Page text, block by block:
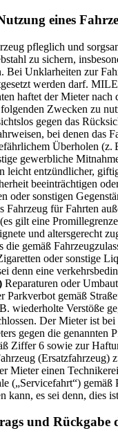
eines
pfleglich und
zu sichern,
Bei Unklarheiten zur
werden darf.
haftet der Mieter
Zwecken zu
gegen das
bei denen das
Überholen (z.
gewerbliche
leicht entzündlicher,
beeinträchtigen
oder sonstigen
Fahrzeug für Fahrten
gilt eine
und altersgerecht
die gemäß
oder sonstige
denn eine
Reparaturen oder
Parkverbot gemäß
wiederholte Verstöße
Der Mieter ist
gegen die genannten
Ziffer 6 sowie zur
Mieter einen
(„Servicefahrt“)
kann, es sei denn, dies
und Rückgabe